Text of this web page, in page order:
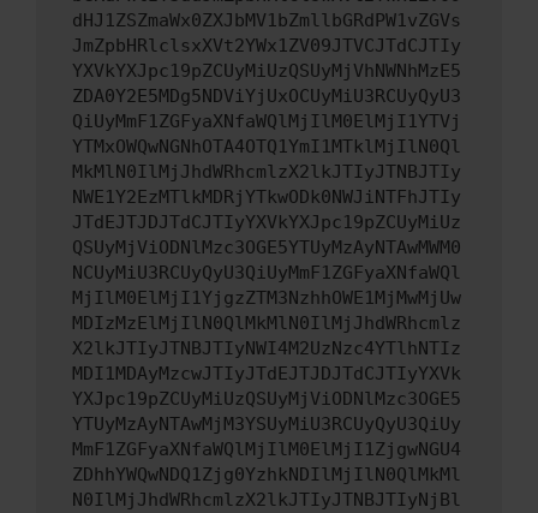
dHJ1ZSZmaWx0ZXJbMV1bZmllbGRdPW1vZGVs
JmZpbHRlclsxXVt2YWx1ZV09JTVCJTdCJTIy
YXVkYXJpc19pZCUyMiUzQSUyMjVhNWNhMzE5
ZDA0Y2E5MDg5NDViYjUxOCUyMiU3RCUyQyU3
QiUyMmF1ZGFyaXNfaWQlMjIlM0ElMjI1YTVj
YTMxOWQwNGNhOTA4OTQ1YmI1MTklMjIlN0Ql
MkMlN0IlMjJhdWRhcmlzX2lkJTIyJTNBJTIy
NWE1Y2EzMTlkMDRjYTkwODk0NWJiNTFhJTIy
JTdEJTJDJTdCJTIyYXVkYXJpc19pZCUyMiUz
QSUyMjViODNlMzc3OGE5YTUyMzAyNTAwMWM0
NCUyMiU3RCUyQyU3QiUyMmF1ZGFyaXNfaWQl
MjIlM0ElMjI1YjgzZTM3NzhhOWE1MjMwMjUw
MDIzMzElMjIlN0QlMkMlN0IlMjJhdWRhcmlz
X2lkJTIyJTNBJTIyNWI4M2UzNzc4YTlhNTIz
MDI1MDAyMzcwJTIyJTdEJTJDJTdCJTIyYXVk
YXJpc19pZCUyMiUzQSUyMjViODNlMzc3OGE5
YTUyMzAyNTAwMjM3YSUyMiU3RCUyQyU3QiUy
MmF1ZGFyaXNfaWQlMjIlM0ElMjI1ZjgwNGU4
ZDhhYWQwNDQ1Zjg0YzhkNDIlMjIlN0QlMkMl
N0IlMjJhdWRhcmlzX2lkJTIyJTNBJTIyNjBl